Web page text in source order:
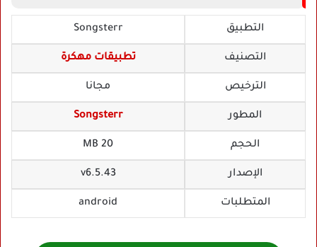
التطبيق Songsterr
التصنيف تطبيقات مهكرة
الترخيص مجانا
المطور Songsterr
الحجم 20 MB
الإصدار v6.5.43
المتطلبات android